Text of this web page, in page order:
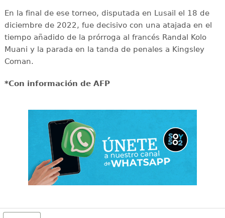
En la final de ese torneo, disputada en Lusail el 18 de
diciembre de 2022, fue decisivo con una atajada en el
tiempo añadido de la prórroga al francés Randal Kolo
Muani y la parada en la tanda de penales a Kingsley
Coman.
*Con información de AFP